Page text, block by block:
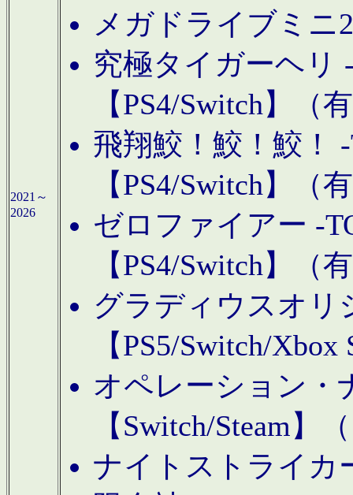
2021～
2026
メガドライブミニ
究極タイガーヘリ
【PS4/Switch】（
飛翔鮫！鮫！鮫！
【PS4/Switch】（
ゼロファイアー -
【PS4/Switch】（
グラディウスオリ
【PS5/Switch/
オペレーション・
【Switch/Steam】
ナイトストライカ